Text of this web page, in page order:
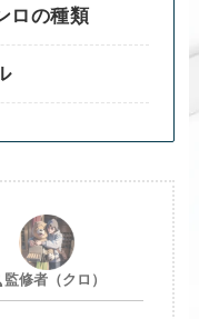
ロの種類
監修者（クロ）